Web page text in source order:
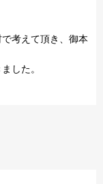
考えて頂き、御本
した。